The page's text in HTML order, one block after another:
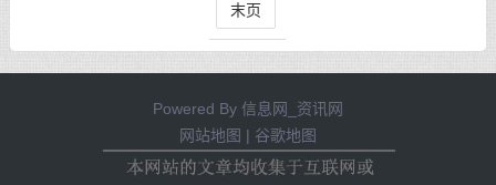
末页
Powered By 信息网_资讯网
网站地图 | 谷歌地图